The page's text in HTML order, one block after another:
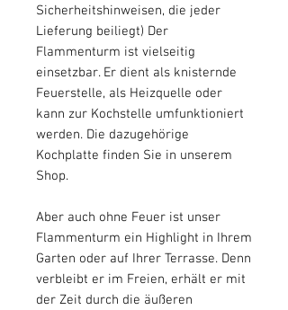
Sicherheitshinweisen, die jeder
Lieferung beiliegt) Der
Flammenturm ist vielseitig
einsetzbar. Er dient als knisternde
Feuerstelle, als Heizquelle oder
kann zur Kochstelle umfunktioniert
werden. Die dazugehörige
Kochplatte finden Sie in unserem
Shop.
Aber auch ohne Feuer ist unser
Flammenturm ein Highlight in Ihrem
Garten oder auf Ihrer Terrasse. Denn
verbleibt er im Freien, erhält er mit
der Zeit durch die äußeren